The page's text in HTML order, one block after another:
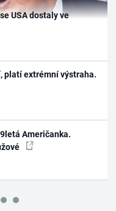
USA dostaly ve
platí extrémní výstraha.
Američanka.